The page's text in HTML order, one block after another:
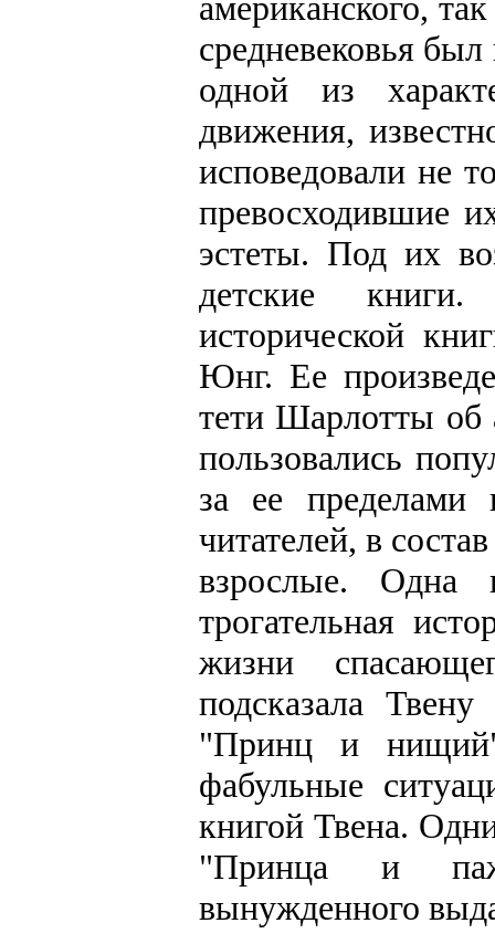
средневековья
одной из
движения,
исповедовали не
превосходившие
эстеты. Под их
детские
исторической
Юнг. Ее
тети Шарлотты об
пользовались
за ее
читателей, в
взрослые.
трогательная
жизни
подсказала
"Принц и
фабульные
книгой Твена.
"Принца и
вынужденного